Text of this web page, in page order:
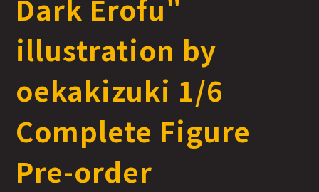
Dark Erofu"
illustration by
oekakizuki 1/6
Complete Figure
Pre-order